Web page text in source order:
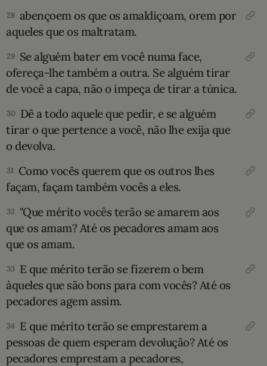
28 abençoem os que os amaldiçoam, orem por
aqueles que os maltratam.
29 Se alguém bater em você numa face,
ofereça-lhe também a outra. Se alguém tirar
de você a capa, não o impeça de tirar a túnica.
30 Dê a todo aquele que pedir, e se alguém
tirar o que pertence a você, não lhe exija que
o devolva.
31 Como vocês querem que os outros lhes
façam, façam também vocês a eles.
32 "Que mérito vocês terão se amarem aos
que os amam? Até os pecadores amam aos
que os amam.
33 E que mérito terão se fizerem o bem
àqueles que são bons para com vocês? Até os
pecadores agem assim.
34 E que mérito terão se emprestarem a
pessoas de quem esperam devolução? Até os
pecadores emprestam a pecadores,